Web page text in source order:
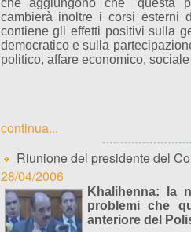
che aggiungono che "questa
cambierà inoltre i corsi esterni
contiene gli effetti positivi sulla
democratico e sulla
politico, affare economico,
continua...
Riunione del presidente del
28/04/2006
Khalihenna: la
problemi che
anteriore del